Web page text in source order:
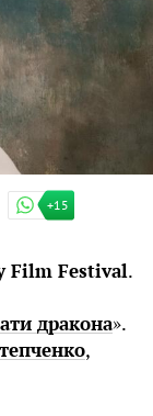
+15
Film Festival.
дракона».
,